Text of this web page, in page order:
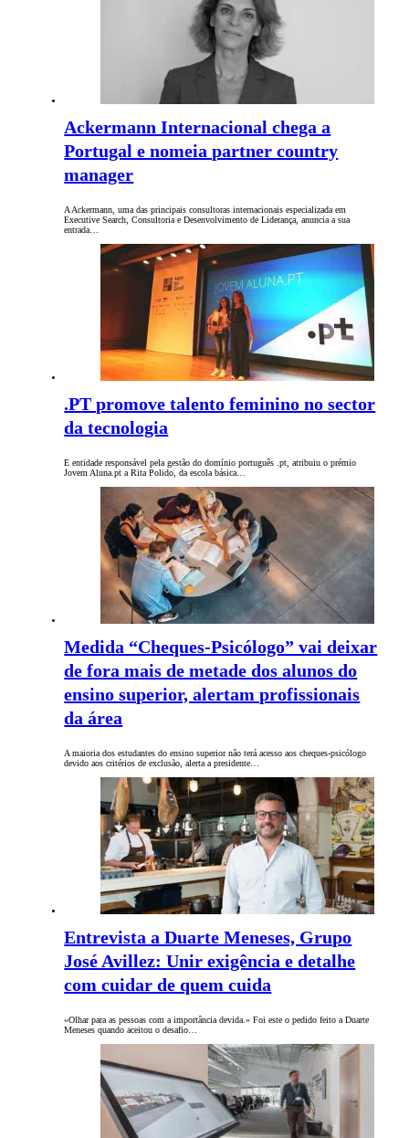
Ackermann Internacional chega a
Portugal e nomeia partner country
manager
A Ackermann, uma das principais consultoras internacionais especializada em
Executive Search, Consultoria e Desenvolvimento de Liderança, anuncia a sua
entrada…
.PT promove talento feminino no sector
da tecnologia
E entidade responsável pela gestão do domínio português .pt, atribuiu o prémio
Jovem Aluna.pt a Rita Polido, da escola básica…
Medida “Cheques-Psicólogo” vai deixar
de fora mais de metade dos alunos do
ensino superior, alertam profissionais
da área
A maioria dos estudantes do ensino superior não terá acesso aos cheques-psicólogo
devido aos critérios de exclusão, alerta a presidente…
Entrevista a Duarte Meneses, Grupo
José Avillez: Unir exigência e detalhe
com cuidar de quem cuida
«Olhar para as pessoas com a importância devida.» Foi este o pedido feito a Duarte
Meneses quando aceitou o desafio…